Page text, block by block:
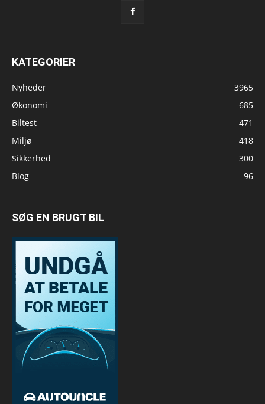
KATEGORIER
Nyheder
3965
Økonomi
685
Biltest
471
Miljø
418
Sikkerhed
300
Blog
96
SØG EN BRUGT BIL